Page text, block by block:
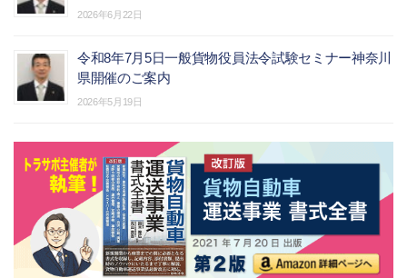
2026年6月22日
令和8年7月5日一般貨物役員法令試験セミナー神奈川
県開催のご案内
2026年5月19日